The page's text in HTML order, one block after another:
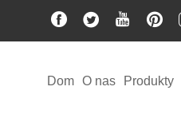
Dom O nas Produkty